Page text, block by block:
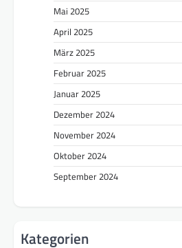
Mai 2025
April 2025
März 2025
Februar 2025
Januar 2025
Dezember 2024
November 2024
Oktober 2024
September 2024
Kategorien